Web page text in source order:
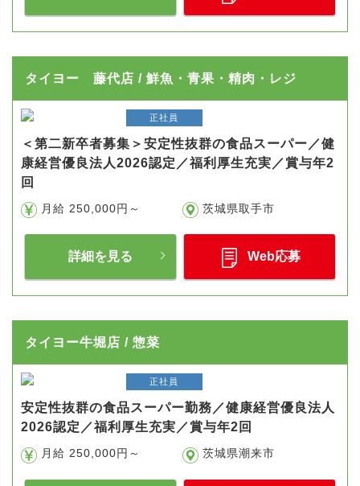
タイヨー 藤代店 / 鮮魚・青果・精肉・レジ
正社員
＜第二新卒者募集＞安定性抜群の食品スーパー／健
康経営優良法人2026認定／福利厚生充実／賞与年2
回
月給 250,000円～ 茨城県取手市
詳細を見る Web応募
タイヨー牛堀店 / 惣菜
正社員
安定性抜群の食品スーパー勤務／健康経営優良法人
2026認定／福利厚生充実／賞与年2回
月給 250,000円～ 茨城県潮来市